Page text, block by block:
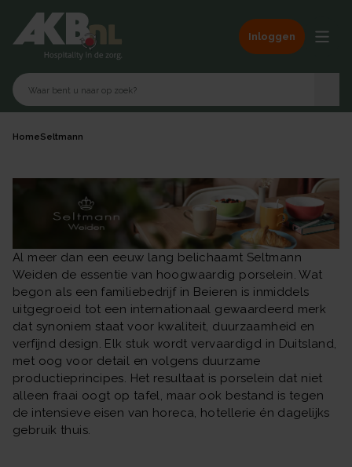
Inloggen
HomeSeltmann
Al meer dan een eeuw lang belichaamt Seltmann
Weiden de essentie van hoogwaardig porselein. Wat
begon als een familiebedrijf in Beieren is inmiddels
uitgegroeid tot een internationaal gewaardeerd merk
dat synoniem staat voor kwaliteit, duurzaamheid en
verfijnd design. Elk stuk wordt vervaardigd in Duitsland,
met oog voor detail en volgens duurzame
productieprincipes. Het resultaat is porselein dat niet
alleen fraai oogt op tafel, maar ook bestand is tegen
de intensieve eisen van horeca, hotellerie én dagelijks
gebruik thuis.